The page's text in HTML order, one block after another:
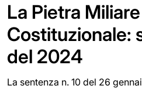
La Pietra
Costituzionale:
del 2024
La sentenza n. 10 del 26